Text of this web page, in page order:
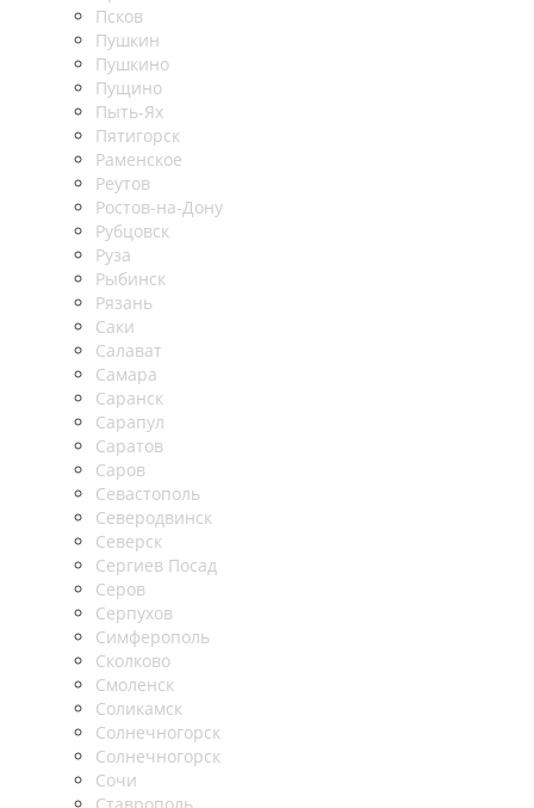
Псков
Пушкин
Пушкино
Пущино
Пыть-Ях
Пятигорск
Раменское
Реутов
Ростов-на-Дону
Рубцовск
Руза
Рыбинск
Рязань
Саки
Салават
Самара
Саранск
Сарапул
Саратов
Саров
Севастополь
Северодвинск
Северск
Сергиев Посад
Серов
Серпухов
Симферополь
Сколково
Смоленск
Соликамск
Солнечногорск
Солнечногорск
Сочи